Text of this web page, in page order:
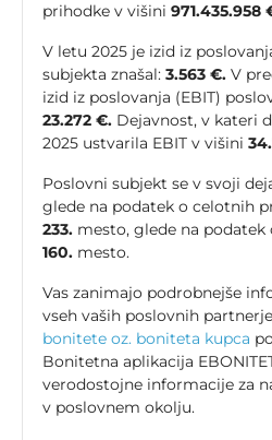
prihodke v višini 971.435.958
V letu 2025 je izid iz
subjekta znašal: 3.563 €. V
izid iz poslovanja (EBIT)
23.272 €. Dejavnost, v kateri
2025 ustvarila EBIT v višini
Poslovni subjekt se v svoji
glede na podatek o celotnih
233. mesto, glede na podatek
160. mesto.
Vas zanimajo podrobnejše
vseh vaših poslovnih
bonitete oz. boniteta kupca
Bonitetna aplikacija
verodostojne informacije za
v poslovnem okolju.